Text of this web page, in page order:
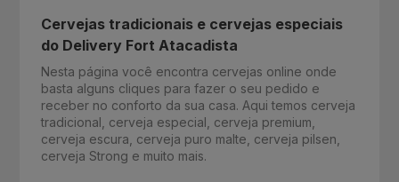
Cervejas tradicionais e cervejas especiais
do Delivery Fort Atacadista
Nesta página você encontra cervejas online onde
basta alguns cliques para fazer o seu pedido e
receber no conforto da sua casa. Aqui temos cerveja
tradicional, cerveja especial, cerveja premium,
cerveja escura, cerveja puro malte, cerveja pilsen,
cerveja Strong e muito mais.